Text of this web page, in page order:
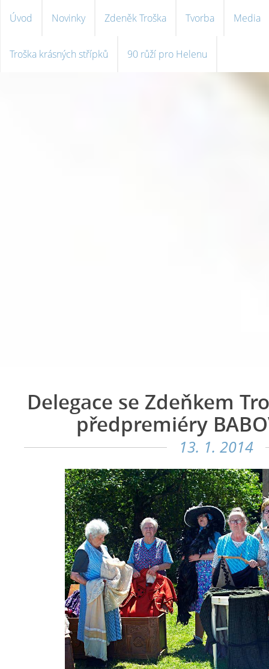
Úvod Novinky Zdeněk Troška Tvorba Media
Troška krásných střípků 90 růží pro Helenu
Delegace se Zdeňkem
předpremiéry
13. 1. 2014